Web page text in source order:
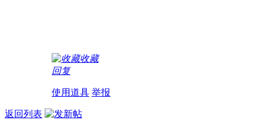
收藏
回复
使用道具 举报
返回列表